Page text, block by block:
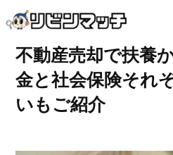
不動産売却で扶養
金と社会保険それ
いもご紹介